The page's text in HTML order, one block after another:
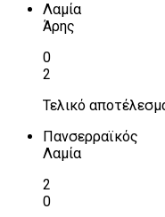
Λαμία
Άρης
0
2
Τελικό
Πανσερραϊκός
Λαμία
2
0